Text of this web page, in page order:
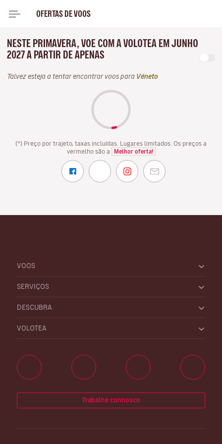
OFERTAS DE VOOS
NESTE PRIMAVERA, VOE COM A VOLOTEA EM JUNHO
2027 A PARTIR DE APENAS
Talvez esteja a tentar encontrar voos para Véneto
(*) Preço por trajeto, taxas incluídas. Lugares limitados. Os preços a
vermelho são a
Melhor oferta!
VOOS
SERVIÇOS
DESCUBRA
VOLOTEA
Trabalhe connosco